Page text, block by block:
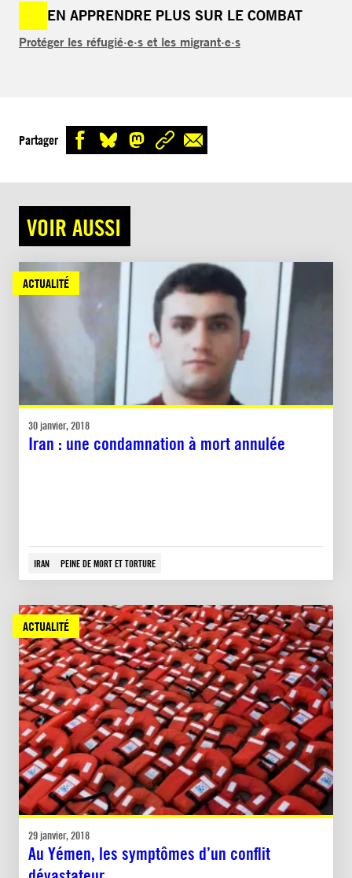
EN APPRENDRE PLUS SUR LE COMBAT
Protéger les réfugié·e·s et les migrant·e·s
Partager
VOIR AUSSI
ACTUALITÉ
30 janvier, 2018
Iran : une condamnation à mort annulée
IRAN PEINE DE MORT ET TORTURE
ACTUALITÉ
29 janvier, 2018
Au Yémen, les symptômes d’un conflit